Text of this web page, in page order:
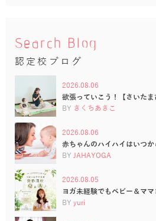
Search Blog
認定校ブログ
2026.08.06
欲張っていこう！【さいた
BY きくちあきこ
2026.08.06
赤ちゃんのハイハイはいつ
BY JAHAYOGA
2026.08.05
ヨガ未経験でもベビー＆マ
BY yuri